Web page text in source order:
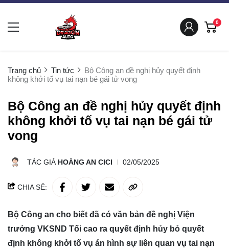
0
Trang chủ Tin tức
Bộ Công an đề nghị hủy quyết định
không khởi tố vụ tai nạn bé gái tử vong
Bộ Công an đề nghị hủy quyết định
không khởi tố vụ tai nạn bé gái tử
vong
TÁC GIẢ HOÀNG AN CICI 02/05/2025
CHIA SẺ:
Bộ Công an cho biết đã có văn bản đề nghị Viện
trưởng VKSND Tối cao ra quyết định hủy bỏ quyết
định không khởi tố vụ án hình sự liên quan vụ tai nạn